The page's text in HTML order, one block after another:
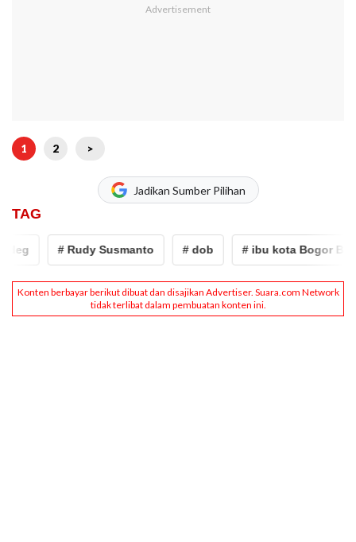
1 2 >
Jadikan Sumber Pilihan
TAG
# Rudy Susmanto # dob # ibu kota Bogor Barat